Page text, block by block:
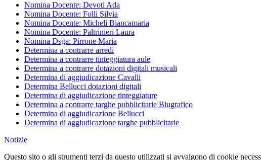
Nomina Docente: Devoti Ada
Nomina Docente: Folli Silvia
Nomina Docente: Micheli Biancamaria
Nomina Docente: Paltrinieri Laura
Nomina Dsga: Pirrone Maria
Determina a contrarre arredi
Determina a contrarre tinteggiatura aule
Determina a contrarre dotazioni digitali musicali
Determina di aggiudicazione Cavalli
Determina Bellucci dotazioni digitali
Determina di aggiudicazione tinteggiature
Determina a contrarre targhe pubblicitarie Blugrafico
Determina di aggiudicazione Bellucci
Determina di aggiudicazione targhe pubblicitarie
Notizie
Questo sito o gli strumenti terzi da questo utilizzati si avvalgono di cookie